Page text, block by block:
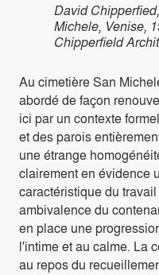
David
Michele, Venise,
Chipperfield
Au cimetière San
abordé de façon
ici par un contexte
et des parois
une étrange
clairement en évidence
caractéristique du
ambivalence du
en place une
l'intime et au calme. La
au repos du